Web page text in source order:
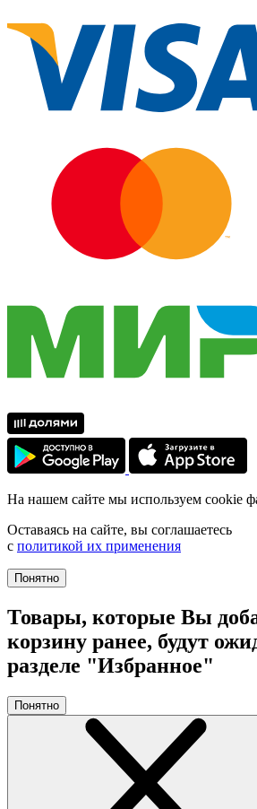
На нашем сайте мы используем cookie
Оставаясь на сайте, вы соглашаетесь
с политикой их применения
Понятно
Товары, которые Вы
корзину ранее, будут
разделе "Избранное"
Понятно